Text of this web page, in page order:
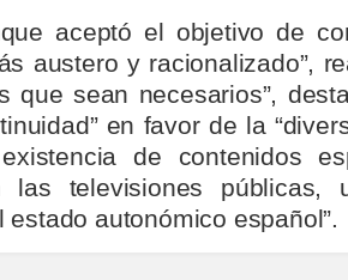
aceptó el objetivo de
austero y racionalizado”,
que sean necesarios”,
en favor de la
de contenidos
las televisiones públicas,
estado autonómico español”.